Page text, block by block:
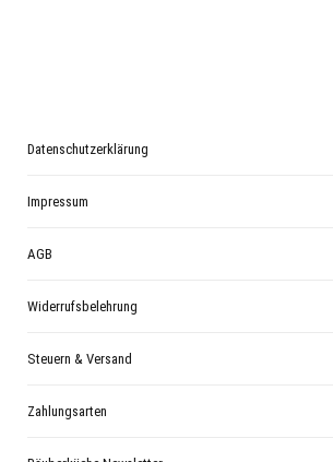
Datenschutzerklärung
Impressum
AGB
Widerrufsbelehrung
Steuern & Versand
Zahlungsarten